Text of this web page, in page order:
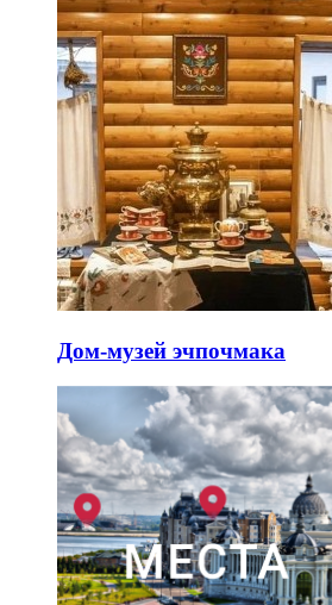
Дом-музей эчпочмака